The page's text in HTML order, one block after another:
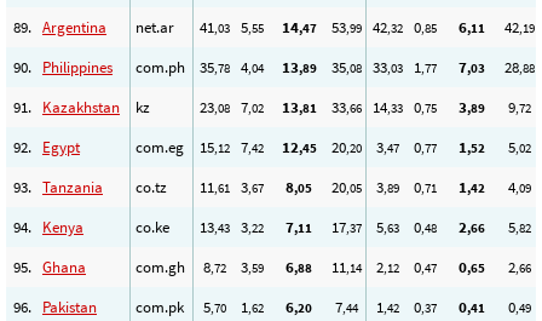
89. Argentina net.ar 41,03 5,55 14,47 53,99 42,32 0,85 6,11 42,19
90. Philippines com.ph 35,78 4,04 13,89 35,08 33,03 1,77 7,03 28,88
91. Kazakhstan kz 23,08 7,02 13,81 33,66 14,33 0,75 3,89 9,72
92. Egypt com.eg 15,12 7,42 12,45 20,20 3,47 0,77 1,52 5,02
93. Tanzania co.tz 11,61 3,67 8,05 20,05 3,89 0,71 1,42 4,09
94. Kenya co.ke 13,43 3,22 7,11 17,37 5,63 0,48 2,66 5,82
95. Ghana com.gh 8,72 3,59 6,88 11,14 2,12 0,47 0,65 2,66
96. Pakistan com.pk 5,70 1,62 6,20 7,44 1,42 0,37 0,41 0,49